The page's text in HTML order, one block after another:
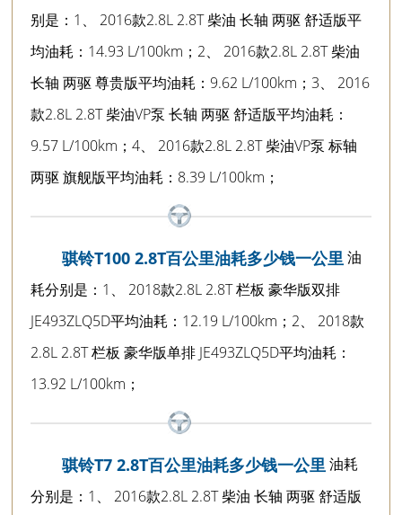
别是：1、 2016款2.8L 2.8T 柴油 长轴 两驱 舒适版平
均油耗：14.93 L/100km；2、 2016款2.8L 2.8T 柴油
长轴 两驱 尊贵版平均油耗：9.62 L/100km；3、 2016
款2.8L 2.8T 柴油VP泵 长轴 两驱 舒适版平均油耗：
9.57 L/100km；4、 2016款2.8L 2.8T 柴油VP泵 标轴
两驱 旗舰版平均油耗：8.39 L/100km；
骐铃T100 2.8T百公里油耗多少钱一公里 油
耗分别是：1、 2018款2.8L 2.8T 栏板 豪华版双排
JE493ZLQ5D平均油耗：12.19 L/100km；2、 2018款
2.8L 2.8T 栏板 豪华版单排 JE493ZLQ5D平均油耗：
13.92 L/100km；
骐铃T7 2.8T百公里油耗多少钱一公里 油耗
分别是：1、 2016款2.8L 2.8T 柴油 长轴 两驱 舒适版